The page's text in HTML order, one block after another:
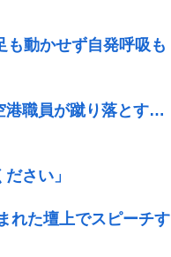
も動かせず自発呼吸も
港職員が蹴り落とす…
さい」
れた壇上でスピーチす